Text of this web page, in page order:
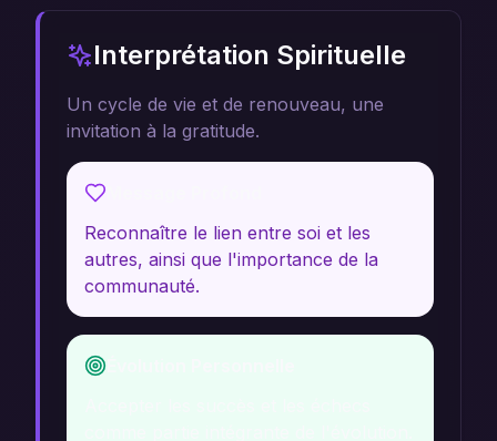
Interprétation Spirituelle
Un cycle de vie et de renouveau, une
invitation à la gratitude.
Reconnaître le lien entre soi et les
autres, ainsi que l'importance de la
communauté.